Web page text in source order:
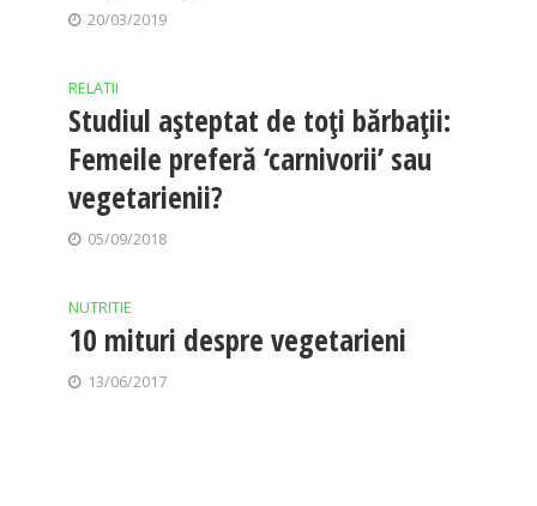
20/03/2019
RELATII
Studiul aşteptat de toţi bărbaţii:
Femeile preferă ‘carnivorii’ sau
vegetarienii?
05/09/2018
NUTRITIE
10 mituri despre vegetarieni
13/06/2017